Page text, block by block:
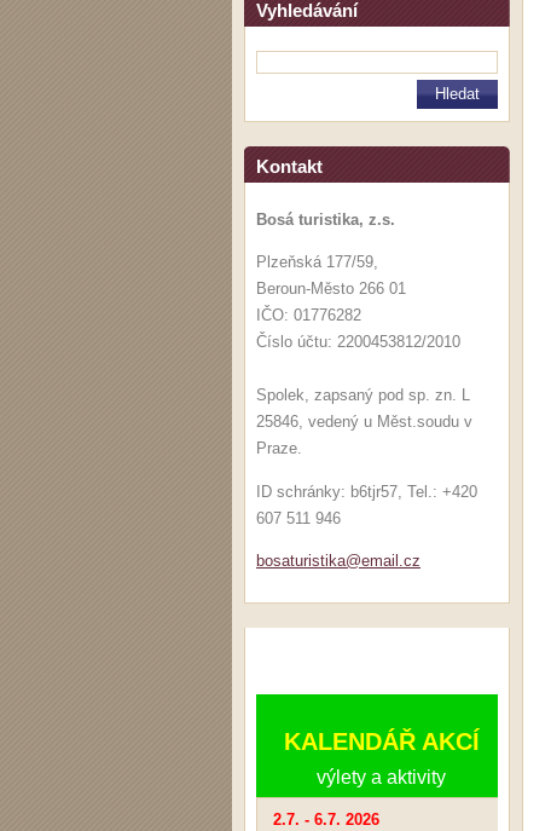
Vyhledávání
Kontakt
Bosá turistika, z.s.
Plzeňská 177/59,
Beroun-Město 266 01
IČO: 01776282
Číslo účtu: 2200453812/2010
Spolek, zapsaný pod sp. zn. L
25846, vedený u Měst.soudu v
Praze.
ID schránky: b6tjr57, Tel.: +420
607 511 946
bosaturistika@email.cz
KALENDÁŘ AKCÍ
výlety a aktivity
2.7. - 6.7. 2026